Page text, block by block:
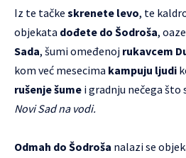
Iz te tačke skrenete levo, te
objekata dođete do Šodroša,
Sada, šumi omeđenoj rukavcem
kom već mesecima kampuju ljudi
rušenje šume i gradnju nečega
Novi Sad na vodi.
Odmah do Šodroša nalazi se